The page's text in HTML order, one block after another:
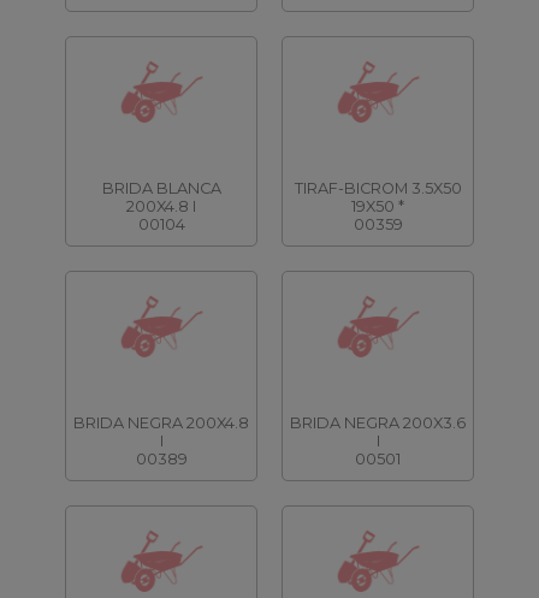
BRIDA BLANCA
200X4.8 I
00104
TIRAF-BICROM 3.5X50
19X50 *
00359
BRIDA NEGRA 200X4.8
I
00389
BRIDA NEGRA 200X3.6
I
00501